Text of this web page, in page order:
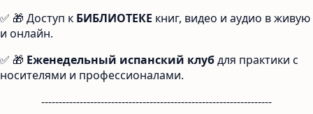
✅ 🎁 Доступ к БИБЛИОТЕКЕ книг, видео и аудио в живую
и онлайн.
✅ 🎁 Еженедельный испанский клубдля практики с
носителями и профессионалами.
------------------------------------------------------------------